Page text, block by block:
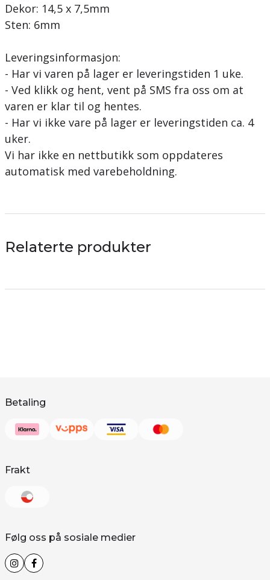
Dekor: 14,5 x 7,5mm
Sten: 6mm
Leveringsinformasjon:
- Har vi varen på lager er leveringstiden 1 uke.
- Ved klikk og hent, vent på SMS fra oss om at
varen er klar til og hentes.
- Har vi ikke vare på lager er leveringstiden ca. 4
uker.
Vi har ikke en nettbutikk som oppdateres
automatisk med varebeholdning.
Relaterte produkter
Betaling
Frakt
Følg oss på sosiale medier